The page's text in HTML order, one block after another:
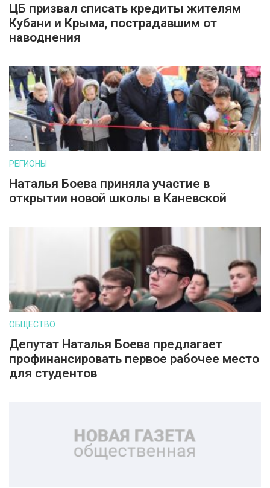
ЦБ призвал списать кредиты жителям
Кубани и Крыма, пострадавшим от
наводнения
РЕГИОНЫ
Наталья Боева приняла участие в
открытии новой школы в Каневской
ОБЩЕСТВО
Депутат Наталья Боева предлагает
профинансировать первое рабочее место
для студентов